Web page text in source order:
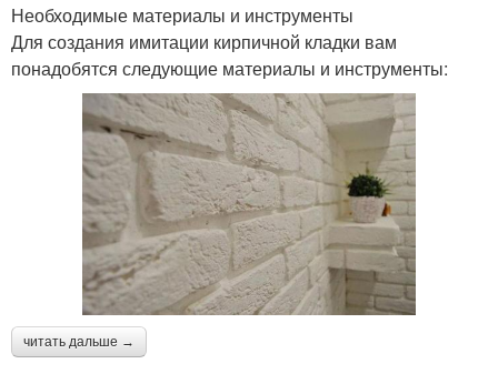
Необходимые материалы и инструменты
Для создания имитации кирпичной кладки вам
понадобятся следующие материалы и инструменты:
читать дальше →